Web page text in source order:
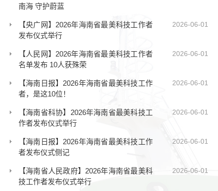
南海 守护蔚蓝
2026-06-01
【央广网】2026年海南省最美科技工作者
发布仪式举行
2026-06-01
【人民网】2026年海南省最美科技工作者
名单发布 10人获殊荣
2026-06-01
【海南日报】2026年海南省最美科技工作
者，是这10位！
2026-06-01
【海南省科协】2026年海南省最美科技工
作者发布仪式举行
2026-06-01
【海南日报】2026年海南省最美科技工作
者发布仪式侧记
2026-06-01
【海南省人民政府】2026年海南省最美科
技工作者发布仪式举行